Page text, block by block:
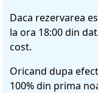
Daca rezervarea
la ora 18:00 din
cost.
Oricand dupa
100% din prima